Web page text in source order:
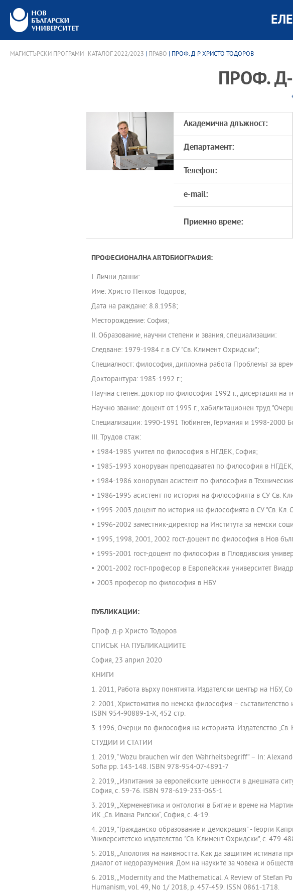
МАГИСТЪРСКИ ПРОГРАМИ - КАТАЛОГ 2022/2023 ПРАВО | ПРОФ. Д-Р ХРИСТО ТОДОРОВ
ПРОФ.
Академична длъжност:
Департамент:
Телефон:
e-mail:
Приемно време:
ПРОФЕСИОНАЛНА АВТОБИОГРАФИЯ:
I. Лични данни:
Име: Христо Петков Тодоров;
Дата на раждане: 8.8.1958;
Месторождение: София;
II. Образование, научни степени и звания, специализации:
Следване: 1979-1984 г. в СУ "Св. Климент Охридски";
Специалност: философия, дипломна работа Проблемът за
Докторантура: 1985-1992 г.;
Научна степен: доктор по философия 1992 г., дисертация на
Научно звание: доцент от 1995 г., хабилитационен труд
Специализации: 1990-1991 Тюбинген, Германия и 1998-2000
III. Трудов стаж:
• 1984-1985 учител по философия в НГДЕК, София;
• 1985-1993 хоноруван преподавател по философия в
• 1984-1986 хоноруван асистент по философия в
• 1986-1995 асистент по история на философията в СУ Св.
• 1995-2003 доцент по история на философията в СУ "Св. Кл.
• 1996-2002 заместник-директор на Института за немски
• 1995, 1998, 2001, 2002 гост-доцент по философия в Нов
• 1995-2001 гост-доцент по философия в Пловдивския
• 2001-2002 гост-професор в Европейския университет
• 2003 професор по философия в НБУ
ПУБЛИКАЦИИ:
Проф. д-р Христо Тодоров
СПИСЪК НА ПУБЛИКАЦИИТЕ
София, 23 април 2020
КНИГИ
1. 2011, Работа върху понятията. Издателски център на НБУ,
2. 2001, Христоматия по немска философия –
ISBN 954-90889-1-X, 452 стр.
3. 1996, Очерци по философия на историята. Издателство
СТУДИИ И СТАТИИ
1. 2019, “Wozu brauchen wir den Wahrheitsbegriff” – In:
Sofia pp. 143-148. ISBN 978-954-07-4891-7
2. 2019, „Изпитания за европейските ценности в днешната
София, с. 59-76. ISBN 978-619-233-065-1
3. 2019, „Херменевтика и онтология в Битие и време на
ИК „Св. Ивана Рилски“, София, с. 4-19.
4. 2019, "Гражданско образование и демокрация" - Георги
Университетско издателство "Св. Климент Охридски", с. 479-
5. 2018, „Апология на наивността. Как да защитим истината
диалог от недоразумения. Дом на науките за човека и
6. 2018, „Modernity and the Mathematical. A Review of Stefan
Humanism, vol. 49, No 1/ 2018, p. 457-459. ISSN 0861-1718.